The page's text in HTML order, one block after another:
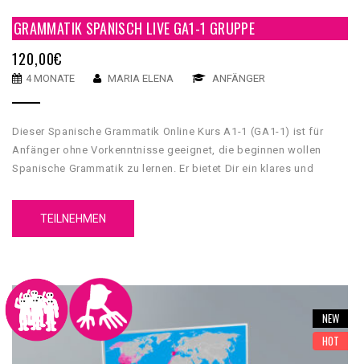
GRAMMATIK SPANISCH LIVE GA1-1 GRUPPE
120,00€
4 MONATE MARIA ELENA ANFÄNGER
Dieser Spanische Grammatik Online Kurs A1-1 (GA1-1) ist für
Anfänger ohne Vorkenntnisse geeignet, die beginnen wollen
Spanische Grammatik zu lernen. Er bietet Dir ein klares und
Unser GA1-1 Spanische Grammatik Online Kurs A1-1 hat 5
TEILNEHMEN
NEW
HOT